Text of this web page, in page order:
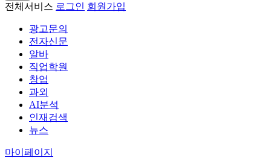
전체서비스 로그인 회원가입
광고문의
전자신문
알바
직업학원
창업
과외
AI분석
인재검색
뉴스
마이페이지